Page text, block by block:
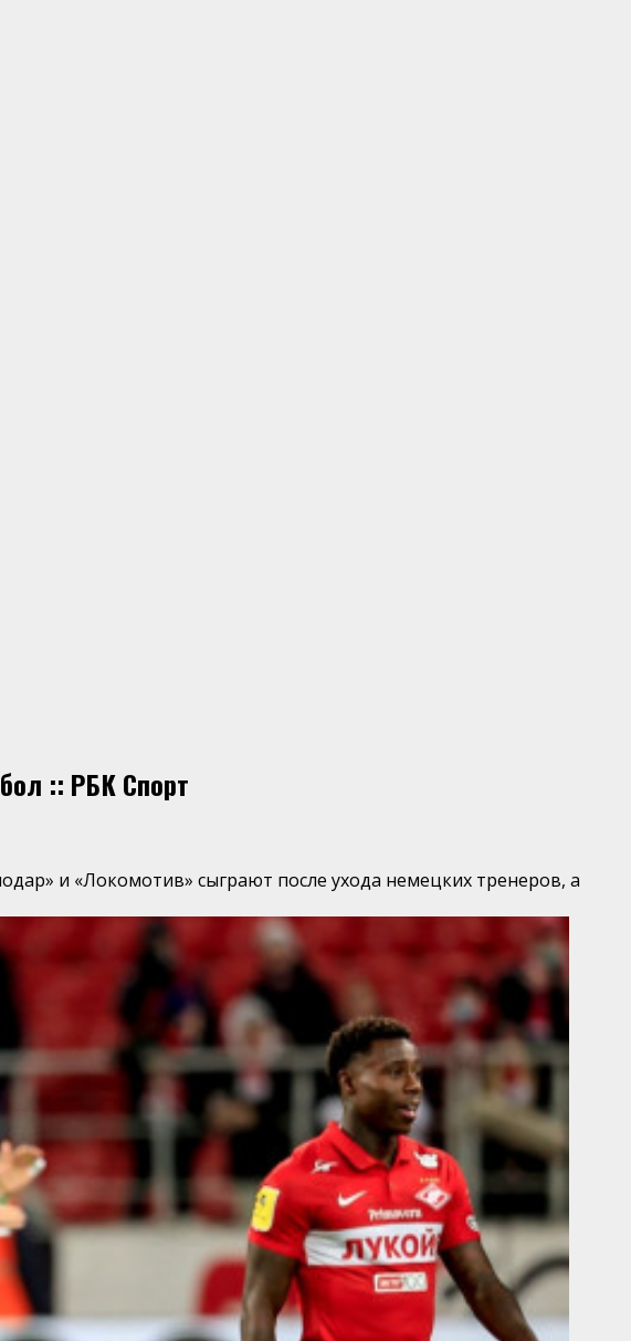
:: РБК Спорт
и «Локомотив» сыграют после ухода немецких тренеров, а